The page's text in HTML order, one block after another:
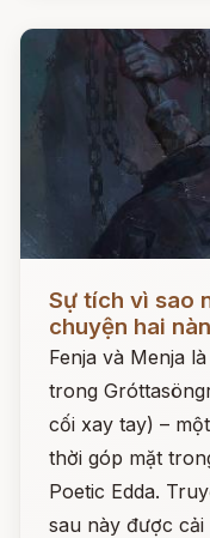
Sự tích vì sao
chuyện hai
Fenja và Menja
trong
cối xay tay) –
thời góp mặt
Poetic Edda.
sau này được